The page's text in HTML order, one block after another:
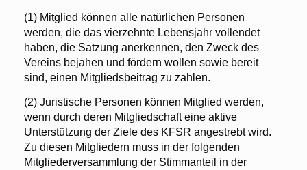
(1) Mitglied können alle natürlichen Personen
werden, die das vierzehnte Lebensjahr vollendet
haben, die Satzung anerkennen, den Zweck des
Vereins bejahen und fördern wollen sowie bereit
sind, einen Mitgliedsbeitrag zu zahlen.
(2) Juristische Personen können Mitglied werden,
wenn durch deren Mitgliedschaft eine aktive
Unterstützung der Ziele des KFSR angestrebt wird.
Zu diesen Mitgliedern muss in der folgenden
Mitgliederversammlung der Stimmanteil in der